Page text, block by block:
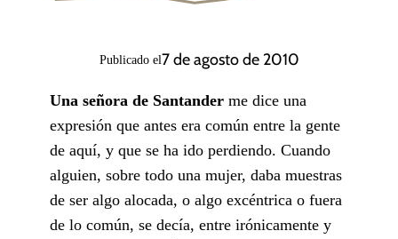
Publicado el7 de agosto de 2010
Una señora de Santander me dice una
expresión que antes era común entre la gente
de aquí, y que se ha ido perdiendo. Cuando
alguien, sobre todo una mujer, daba muestras
de ser algo alocada, o algo excéntrica o fuera
de lo común, se decía, entre irónicamente y